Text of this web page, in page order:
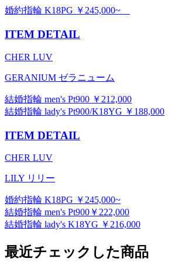
婚約指輪 K18PG ￥245,000~
ITEM DETAIL
CHER LUV
GERANIUM ゼラニューム
結婚指輪 men's Pt900 ￥212,000
結婚指輪 lady's Pt900/K18YG ￥188,000
ITEM DETAIL
CHER LUV
LILY リリー
婚約指輪 K18PG ￥245,000~
結婚指輪 men's Pt900￥222,000
結婚指輪 lady's K18YG ￥216,000
最近チェックした商品